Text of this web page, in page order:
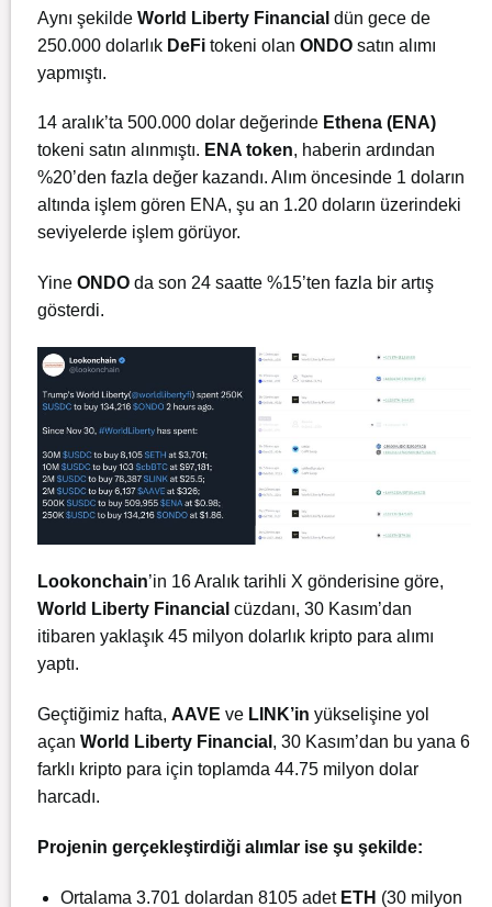
Aynı şekilde World Liberty Financial dün gece de
250.000 dolarlık DeFi tokeni olan ONDO satın alımı
yapmıştı.
14 aralık’ta 500.000 dolar değerinde Ethena (ENA)
tokeni satın alınmıştı. ENA token, haberin ardından
%20’den fazla değer kazandı. Alım öncesinde 1 doların
altında işlem gören ENA, şu an 1.20 doların üzerindeki
seviyelerde işlem görüyor.
Yine ONDO da son 24 saatte %15’ten fazla bir artış
gösterdi.
Lookonchain’in 16 Aralık tarihli X gönderisine göre,
World Liberty Financial cüzdanı, 30 Kasım’dan
itibaren yaklaşık 45 milyon dolarlık kripto para alımı
yaptı.
Geçtiğimiz hafta, AAVE ve LINK’in yükselişine yol
açan World Liberty Financial , 30 Kasım’dan bu yana 6
farklı kripto para için toplamda 44.75 milyon dolar
harcadı.
Projenin gerçekleştirdiği alımlar ise şu şekilde:
Ortalama 3.701 dolardan 8105 adet ETH (30 milyon